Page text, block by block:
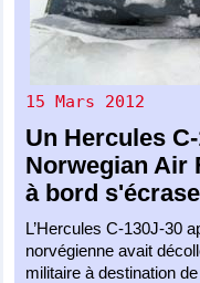
15 Mars 2012
Un Hercules
Norwegian Air
à bord
L’Hercules C-130J-30
norvégienne avait
militaire à destination